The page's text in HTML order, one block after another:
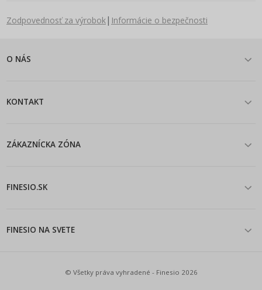
Zodpovednosť za výrobok| Informácie o bezpečnosti
O NÁS
KONTAKT
ZÁKAZNÍCKA ZÓNA
FINESIO.SK
FINESIO NA SVETE
© Všetky práva vyhradené - Finesio 2026